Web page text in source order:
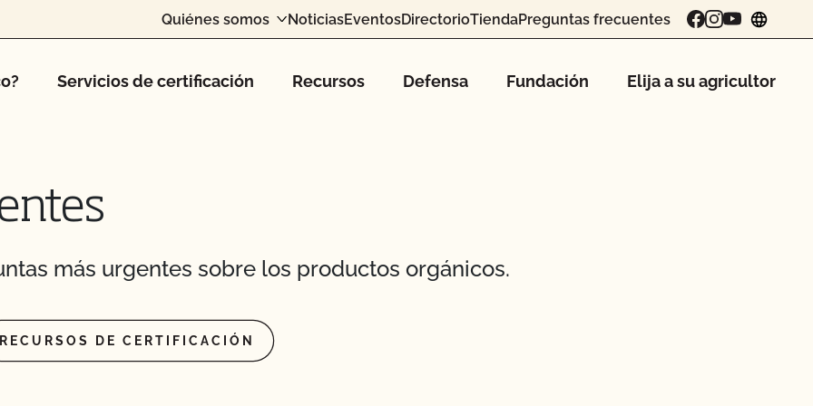
Quiénes somos NoticiasEventosDirectorioTiendaPreguntas frecuentes
Servicios de certificación Recursos Defensa Fundación Elija a su agricultor
más urgentes sobre los productos orgánicos.
RECURSOS DE CERTIFICACIÓN
poseo actualmente?
materiales
en mis
animal de abasto?
en el mismo
orgánico?